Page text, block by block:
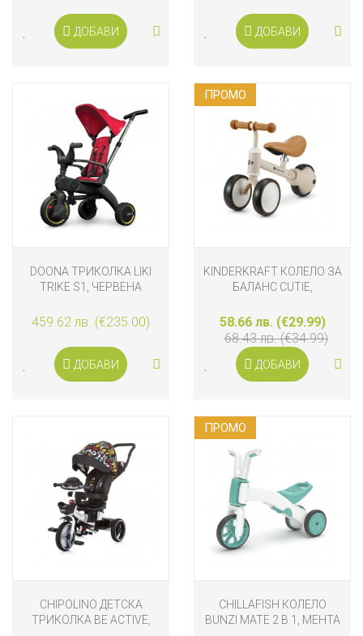
ДОБАВИ ДОБАВИ
DOONA ТРИКОЛКА LIKI
TRIKE S1, ЧЕРВЕНА
459.62 лв. (€235.00)
ДОБАВИ
ПРОМO
KINDERKRAFT КОЛЕЛО ЗА
БАЛАНС CUTIE,
58.66 лв. (€29.99)
68.43 лв. (€34.99)
ДОБАВИ
CHIPOLINO ДЕТСКА
ТРИКОЛКА BE ACTIVE,
ПРОМO
CHILLAFISH КОЛЕЛО
BUNZI MATE 2 В 1, МЕНТА